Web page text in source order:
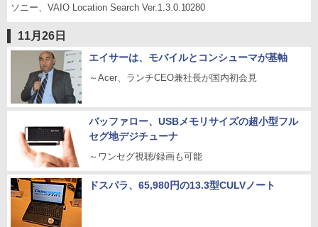
ソニー、VAIO Location Search Ver.1.3.0.10280
11月26日
エイサーは、モバイルとコンシューマが基軸
～Acer、ランチCEO兼社長が国内初会見
バッファロー、USBメモリサイズの超小型フル
セグ地デジチューナ
～ワンセグ視聴/録画も可能
ドスパラ、65,980円の13.3型CULVノート